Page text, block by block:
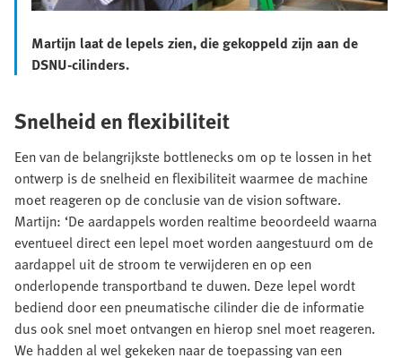
Martijn laat de lepels zien, die gekoppeld zijn aan de
DSNU-cilinders.
Snelheid en flexibiliteit
Een van de belangrijkste bottlenecks om op te lossen in het
ontwerp is de snelheid en flexibiliteit waarmee de machine
moet reageren op de conclusie van de vision software.
Martijn: ‘De aardappels worden realtime beoordeeld waarna
eventueel direct een lepel moet worden aangestuurd om de
aardappel uit de stroom te verwijderen en op een
onderlopende transportband te duwen. Deze lepel wordt
bediend door een pneumatische cilinder die de informatie
dus ook snel moet ontvangen en hierop snel moet reageren.
We hadden al wel gekeken naar de toepassing van een